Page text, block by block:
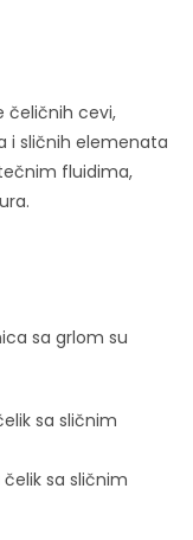
čeličnih cevi,
i sličnih elemenata
fluidima,
sa grlom su
sa sličnim
čelik sa sličnim